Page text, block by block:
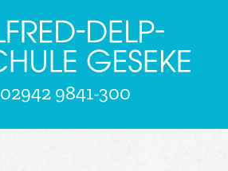
02942 9841-300